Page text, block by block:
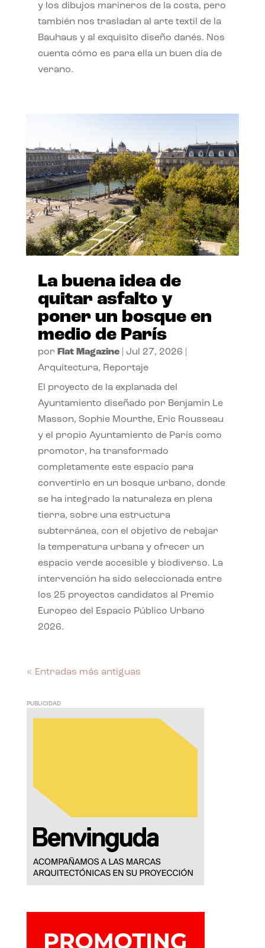
y los dibujos marineros de la costa, pero
también nos trasladan al arte textil de la
Bauhaus y al exquisito diseño danés. Nos
cuenta cómo es para ella un buen día de
verano.
La buena idea de
quitar asfalto y
poner un bosque en
medio de París
por Flat Magazine| Jul 27, 2026
Arquitectura, Reportaje
El proyecto de la explanada del
Ayuntamiento diseñado por Benjamin Le
Masson, Sophie Mourthe, Eric Rousseau
y el propio Ayuntamiento de París como
promotor, ha transformado
completamente este espacio para
convertirlo en un bosque urbano, donde
se ha integrado la naturaleza en plena
tierra, sobre una estructura
subterránea, con el objetivo de rebajar
la temperatura urbana y ofrecer un
espacio verde accesible y biodiverso. La
intervención ha sido seleccionada entre
los 25 proyectos candidatos al Premio
Europeo del Espacio Público Urbano
2026.
« Entradas más antiguas
PUBLICIDAD